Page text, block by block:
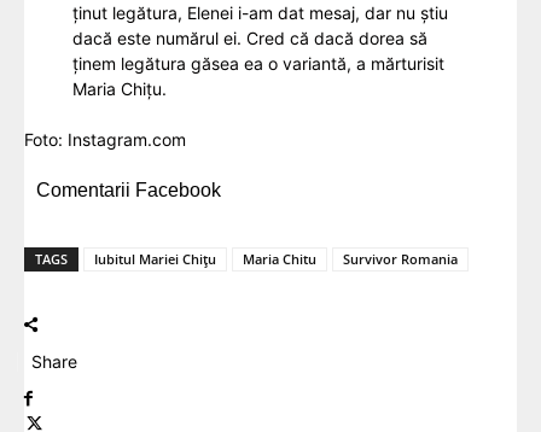
ținut legătura, Elenei i-am dat mesaj, dar nu știu
dacă este numărul ei. Cred că dacă dorea să
ținem legătura găsea ea o variantă, a mărturisit
Maria Chițu.
Foto: Instagram.com
Comentarii Facebook
TAGS Iubitul Mariei Chițu Maria Chitu Survivor Romania
Share